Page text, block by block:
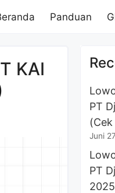
Panduan
KAI
PT
Juni
PT